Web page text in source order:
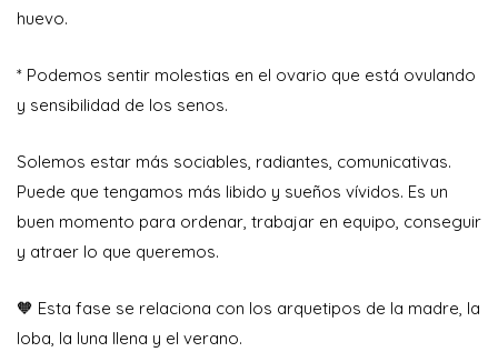
huevo.
* Podemos sentir molestias en el ovario que está ovulando
y sensibilidad de los senos.
Solemos estar más sociables, radiantes, comunicativas.
Puede que tengamos más libido y sueños vívidos. Es un
buen momento para ordenar, trabajar en equipo, conseguir
y atraer lo que queremos.
🧡 Esta fase se relaciona con los arquetipos de la madre, la
loba, la luna llena y el verano.